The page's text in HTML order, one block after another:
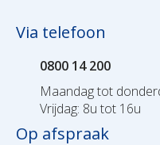
Via telefoon
0800 14 200
Maandag tot
Vrijdag: 8u tot 16u
Op afspraak